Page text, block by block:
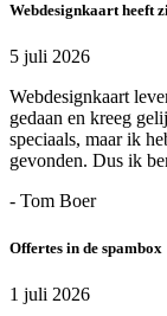
Webdesignkaart heeft
5 juli 2026
Webdesignkaart
gedaan en kreeg
speciaals, maar ik
gevonden. Dus ik
- Tom Boer
Offertes in de spambox
1 juli 2026